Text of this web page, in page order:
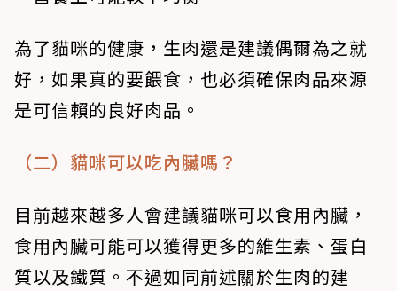
為了貓咪的健康，生肉還是建議偶爾為之就
好，如果真的要餵食，也必須確保肉品來源
是可信賴的良好肉品。
（二）貓咪可以吃內臟嗎？
目前越來越多人會建議貓咪可以食用內臟，
食用內臟可能可以獲得更多的維生素、蛋白
質以及鐵質。不過如同前述關於生肉的建